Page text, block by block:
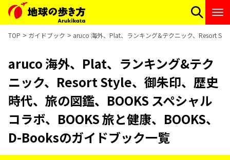
TOP ガイドブック aruco 海外、Plat、ランキング&テクニック、Resort
aruco 海外、Plat、ランキング&テク
ニック、Resort Style、御朱印、歴史
時代、旅の図鑑、BOOKS スペシャル
コラボ、BOOKS 旅と健康、BOOKS、
D-Booksのガイドブック一覧